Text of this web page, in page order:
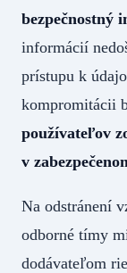
bezpečnostný
informácií
prístupu k
kompromitácii
používateľov
v
Na odstránení
odborné tímy
dodávateľom